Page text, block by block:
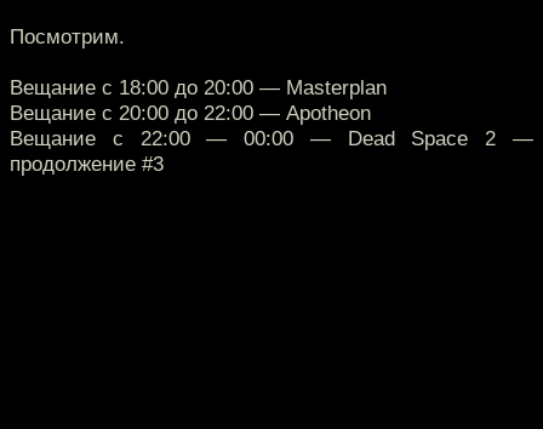
Посмотрим.
Вещание с 18:00 до 20:00 — Masterplan
Вещание с 20:00 до 22:00 — Apotheon
Вещание с 22:00 — 00:00 — Dead Space 2 —
продолжение #3